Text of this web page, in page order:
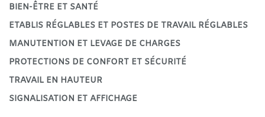
BIEN-ÊTRE ET SANTÉ
ETABLIS RÉGLABLES ET POSTES DE TRAVAIL RÉGLABLES
MANUTENTION ET LEVAGE DE CHARGES
PROTECTIONS DE CONFORT ET SÉCURITÉ
TRAVAIL EN HAUTEUR
SIGNALISATION ET AFFICHAGE